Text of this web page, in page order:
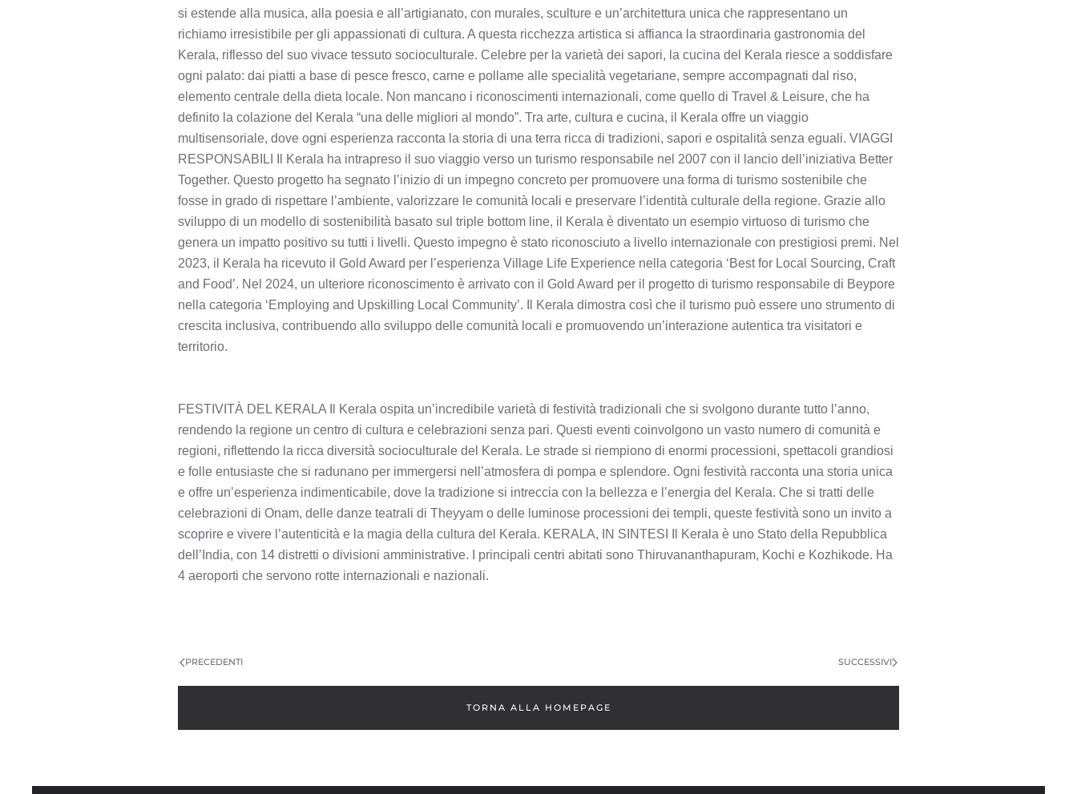
si estende alla musica, alla poesia e all’artigianato, con murales, sculture e un’architettura unica che rappresentano un
richiamo irresistibile per gli appassionati di cultura. A questa ricchezza artistica si affianca la straordinaria gastronomia del
Kerala, riflesso del suo vivace tessuto socioculturale. Celebre per la varietà dei sapori, la cucina del Kerala riesce a soddisfare
ogni palato: dai piatti a base di pesce fresco, carne e pollame alle specialità vegetariane, sempre accompagnati dal riso,
elemento centrale della dieta locale. Non mancano i riconoscimenti internazionali, come quello di Travel & Leisure, che ha
definito la colazione del Kerala “una delle migliori al mondo”. Tra arte, cultura e cucina, il Kerala offre un viaggio
multisensoriale, dove ogni esperienza racconta la storia di una terra ricca di tradizioni, sapori e ospitalità senza eguali. VIAGGI
RESPONSABILI Il Kerala ha intrapreso il suo viaggio verso un turismo responsabile nel 2007 con il lancio dell’iniziativa Better
Together. Questo progetto ha segnato l’inizio di un impegno concreto per promuovere una forma di turismo sostenibile che
fosse in grado di rispettare l’ambiente, valorizzare le comunità locali e preservare l’identità culturale della regione. Grazie allo
sviluppo di un modello di sostenibilità basato sul triple bottom line, il Kerala è diventato un esempio virtuoso di turismo che
genera un impatto positivo su tutti i livelli. Questo impegno è stato riconosciuto a livello internazionale con prestigiosi premi. Nel
2023, il Kerala ha ricevuto il Gold Award per l’esperienza Village Life Experience nella categoria ‘Best for Local Sourcing, Craft
and Food’. Nel 2024, un ulteriore riconoscimento è arrivato con il Gold Award per il progetto di turismo responsabile di Beypore
nella categoria ‘Employing and Upskilling Local Community’. Il Kerala dimostra così che il turismo può essere uno strumento di
crescita inclusiva, contribuendo allo sviluppo delle comunità locali e promuovendo un’interazione autentica tra visitatori e
territorio.
FESTIVITÀ DEL KERALA Il Kerala ospita un’incredibile varietà di festività tradizionali che si svolgono durante tutto l’anno,
rendendo la regione un centro di cultura e celebrazioni senza pari. Questi eventi coinvolgono un vasto numero di comunità e
regioni, riflettendo la ricca diversità socioculturale del Kerala. Le strade si riempiono di enormi processioni, spettacoli grandiosi
e folle entusiaste che si radunano per immergersi nell’atmosfera di pompa e splendore. Ogni festività racconta una storia unica
e offre un’esperienza indimenticabile, dove la tradizione si intreccia con la bellezza e l’energia del Kerala. Che si tratti delle
celebrazioni di Onam, delle danze teatrali di Theyyam o delle luminose processioni dei templi, queste festività sono un invito a
scoprire e vivere l’autenticità e la magia della cultura del Kerala. KERALA, IN SINTESI Il Kerala è uno Stato della Repubblica
dell’India, con 14 distretti o divisioni amministrative. I principali centri abitati sono Thiruvananthapuram, Kochi e Kozhikode. Ha
4 aeroporti che servono rotte internazionali e nazionali.
PRECEDENTI SUCCESSIVI
TORNA ALLA HOMEPAGE